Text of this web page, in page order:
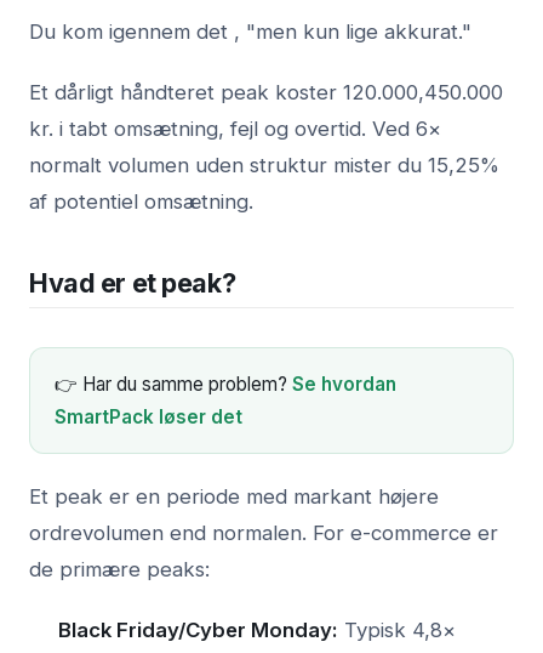
Du kom igennem det , "men kun lige akkurat."
Et dårligt håndteret peak koster 120.000,450.000
kr. i tabt omsætning, fejl og overtid. Ved 6×
normalt volumen uden struktur mister du 15,25%
af potentiel omsætning.
Hvad er et peak?
👉 Har du samme problem? Se hvordan
SmartPack løser det
Et peak er en periode med markant højere
ordrevolumen end normalen. For e-commerce er
de primære peaks:
Black Friday/Cyber Monday: Typisk 4,8×